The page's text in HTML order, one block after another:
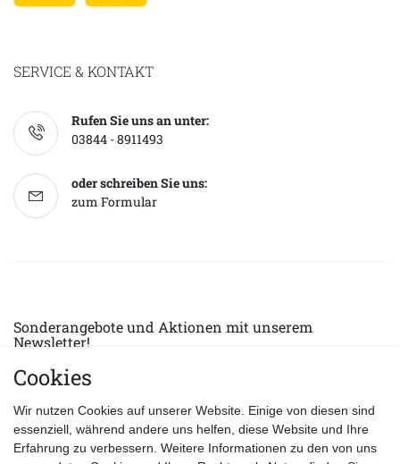
SERVICE & KONTAKT
Rufen Sie uns an unter:
03844 - 8911493
oder schreiben Sie uns:
zum Formular
Sonderangebote und Aktionen mit unserem
Newsletter!
E-MAIL *
Datenschutzerklärung
Cookies
Wir nutzen Cookies auf unserer Website. Einige von diesen sind
essenziell, während andere uns helfen, diese Website und Ihre
Erfahrung zu verbessern. Weitere Informationen zu den von uns